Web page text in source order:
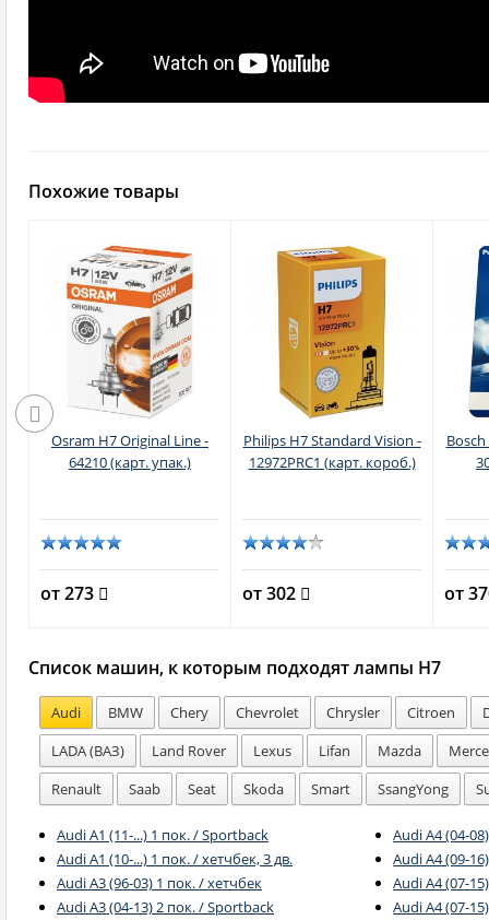
Похожие товары
Osram H7 Original Line -
64210 (карт. упак.)
от 273
Philips H7 Standard Vision -
12972PRC1 (карт. короб.)
от 302 от
Список машин, к которым подходят лампы H7
Audi BMW Chery Chevrolet Chrysler Citroen
LADA (ВАЗ)
Land Rover Lexus Lifan Mazda
Renault
Saab Seat Skoda Smart SsangYong
Audi A1 (11-...) 1 пок. / Sportback
Audi A1 (10-...) 1 пок. / хетчбек, 3 дв.
Audi A3 (96-03) 1 пок. / хетчбек
Audi A3 (04-13) 2 пок. / Sportback
Audi A4 (04-
Audi A4 (09-
Audi A4 (07-
Audi A4 (07-